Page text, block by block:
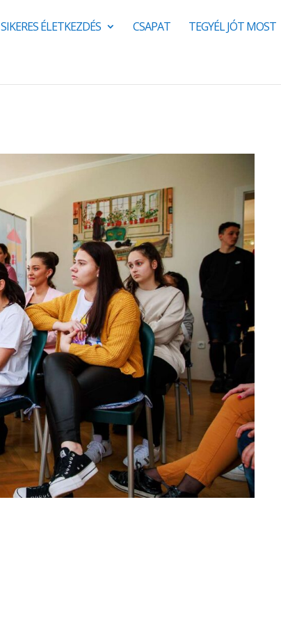
SIKERES ÉLETKEZDÉS CSAPAT TEGYÉL JÓT MOST